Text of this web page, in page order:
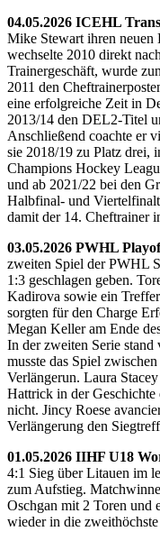
04.05.2026 ICEHL
Mike Stewart ihren neuen
wechselte 2010 direkt
Trainergeschäft, wurde
2011 den
eine erfolgreiche Zeit in
2013/14 den DEL2-Titel
Anschließend coachte er
sie 2018/19 zu Platz drei,
Champions Hockey
und ab 2021/22 bei den
Halbfinal- und
damit der 14. Cheftrainer
03.05.2026 PWHL
zweiten Spiel der PWHL
1:3 geschlagen geben.
Kadirova sowie ein
sorgten für den Charge
Megan Keller am Ende
In der zweiten Serie stand
musste das Spiel
Verlängerun. Laura
Hattrick in der
nicht. Jincy Roese
Verlängerung den
01.05.2026 IIHF U18
4:1 Sieg über Litauen im
zum Aufstieg.
Oschgan mit 2 Toren und
wieder in die